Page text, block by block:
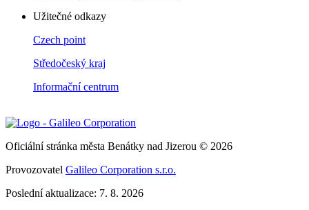
Užitečné odkazy
Czech point
Středočeský kraj
Informační centrum
Oficiální stránka města Benátky nad Jizerou © 2026
Provozovatel Galileo Corporation s.r.o.
Poslední aktualizace: 7. 8. 2026